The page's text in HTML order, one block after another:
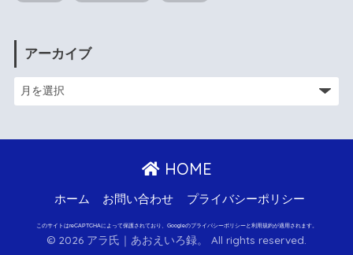
アーカイブ
HOME
ホーム お問い合わせ プライバシーポリシー
このサイトはreCAPTCHAによって保護されており、Googleのプライバシーポリシーと利用規約が適用されます。
© 2026 アラ氏｜あおえいろ録。 All rights reserved.